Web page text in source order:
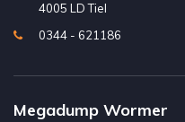
4005 LD Tiel
0344 - 621186
Megadump Wormer